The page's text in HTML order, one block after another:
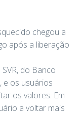
chegou a
após a liberação
do Banco
e os usuários
os valores. Em
a voltar mais